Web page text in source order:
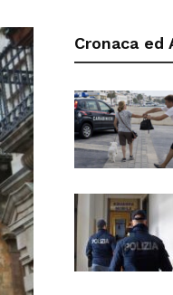
Cronaca ed